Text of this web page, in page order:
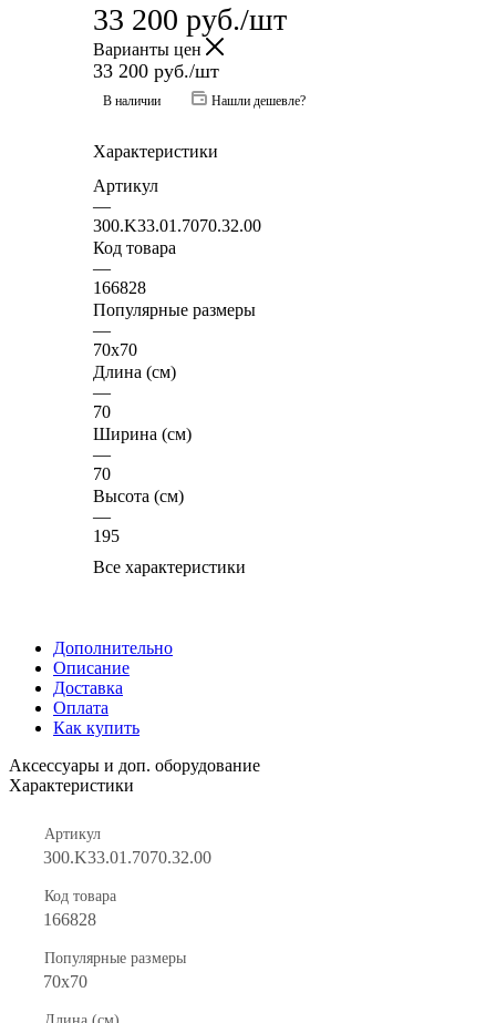
33 200 руб./шт
Варианты цен
33 200 руб./шт
В наличии Нашли дешевле?
Характеристики
Артикул
—
300.K33.01.7070.32.00
Код товара
—
166828
Популярные размеры
—
70x70
Длина (см)
—
70
Ширина (см)
—
70
Высота (см)
—
195
Все характеристики
Дополнительно
Описание
Доставка
Оплата
Как купить
Аксессуары и доп. оборудование
Характеристики
Артикул
300.K33.01.7070.32.00
Код товара
166828
Популярные размеры
70x70